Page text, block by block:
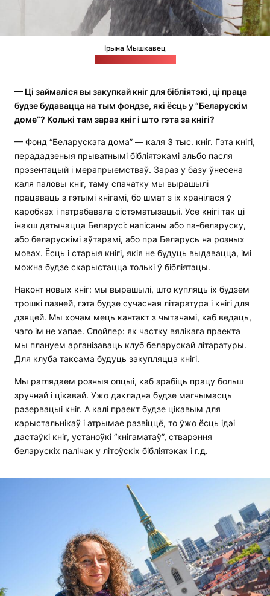
Ірына Мышкавец
— Ці займаліся вы закупкай кніг для бібліятэкі, ці праца
будзе будавацца на тым фондзе, які ёсць у “Беларускім
доме”? Колькі там зараз кніг і што гэта за кнігі?
— Фонд “Беларускага дома” — каля 3 тыс. кніг. Гэта кнігі,
перададзеныя прыватнымі бібліятэкамі альбо пасля
прэзентацый і мерапрыемстваў. Зараз у базу ўнесена
каля паловы кніг, таму спачатку мы вырашылі
працаваць з гэтымі кнігамі, бо шмат з іх хранілася ў
каробках і патрабавала сістэматызацыі. Усе кнігі так ці
інакш датычацца Беларусі: напісаны або па-беларуску,
або беларускімі аўтарамі, або пра Беларусь на розных
мовах. Ёсць і старыя кнігі, якія не будуць выдавацца, імі
можна будзе скарыстацца толькі ў бібліятэцы.
Наконт новых кніг: мы вырашылі, што купляць іх будзем
трошкі пазней, гэта будзе сучасная літаратура і кнігі для
дзяцей. Мы хочам мець кантакт з чытачамі, каб ведаць,
чаго ім не хапае. Спойлер: як частку вялікага праекта
мы плануем арганізаваць клуб беларускай літаратуры.
Для клуба таксама будуць закупляцца кнігі.
Мы раглядаем розныя опцыі, каб зрабіць працу больш
зручнай і цікавай. Ужо дакладна будзе магчымасць
рэзервацыі кніг. А калі праект будзе цікавым для
карыстальнікаў і атрымае развіццё, то ўжо ёсць ідэі
дастаўкі кніг, устаноўкі “кнігаматаў”, стварэння
беларускіх палічак у літоўскіх бібліятэках і г.д.